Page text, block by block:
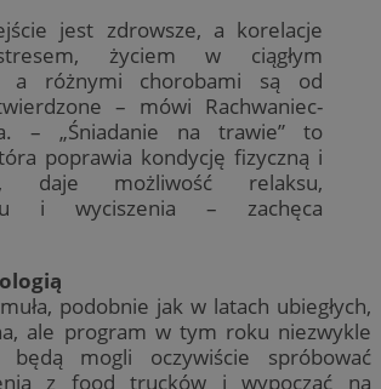
jest zdrowsze, a korelacje
życiem w ciągłym
a różnymi chorobami są od
– mówi Rachwaniec-
– „Śniadanie na trawie” to
poprawia kondycję fizyczną i
daje możliwość relaksu,
i wyciszenia – zachęca
podobnie jak w latach ubiegłych,
ale program w tym roku niezwykle
będą mogli oczywiście spróbować
z food trucków i wypocząć na